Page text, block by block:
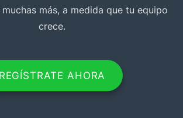
más, a medida que tu equipo
crece.
REGÍSTRATE AHORA